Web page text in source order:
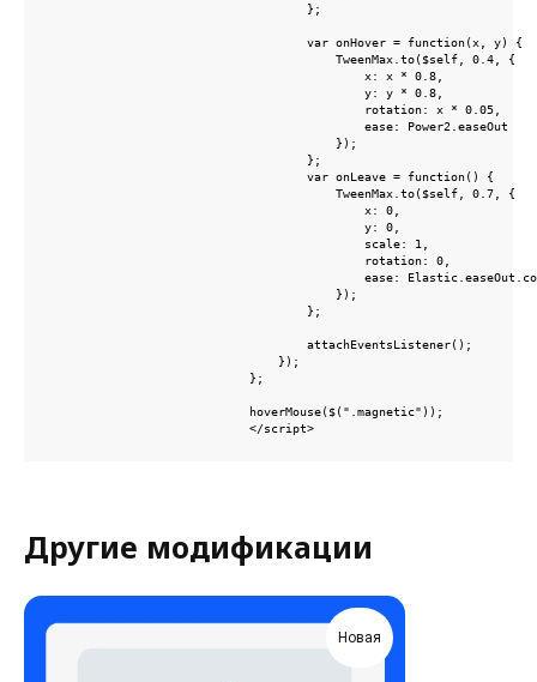
                                    };
                                    var onHover = function(x, y) {
                                        TweenMax.to($self, 0.4, {
                                            x: x * 0.8,
                                            y: y * 0.8,
                                            rotation: x * 0.05,
                                            ease: Power2.easeOut
                                        });
                                    };
                                    var onLeave = function() {
                                        TweenMax.to($self, 0.7, {
                                            x: 0,
                                            y: 0,
                                            scale: 1,
                                            rotation: 0,
ease:
                                        });
                                    };
                                    attachEventsListener();
                                });
                            };
                            hoverMouse($(".magnetic"));
                            </script>
Другие модификации
Новая
Рассчитаем смету и сроки
обсуждения проекта, отвечу на все вопросы
и предложу лучшее решение на рынке: